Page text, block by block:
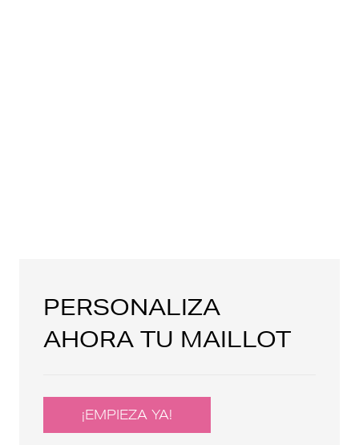
PERSONALIZA
AHORA TU MAILLOT
¡EMPIEZA YA!